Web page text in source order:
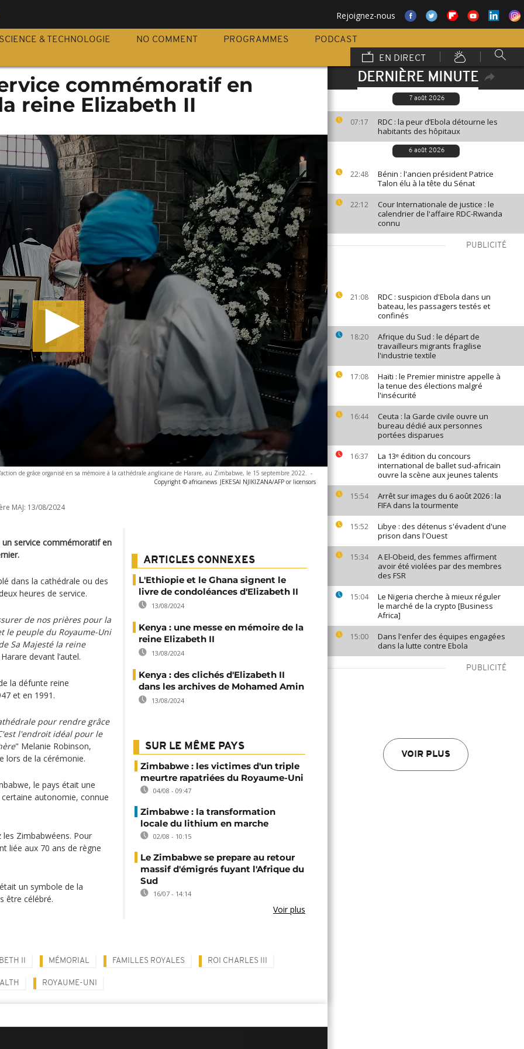
Rejoignez-nous
SCIENCE & TECHNOLOGIE NO COMMENT PROGRAMMES
PODCAST
EN DIRECT
DERNIÈRE MINUTE
7 août 2026
07:17
RDC : la peur d’Ebola détourne les
habitants des hôpitaux
6 août 2026
22:48
Bénin : l'ancien président Patrice
Talon élu à la tête du Sénat
22:12
Cour Internationale de justice : le
calendrier de l'affaire RDC-Rwanda
connu
PUBLICITÉ
21:08
RDC : suspicion d'Ebola dans un
bateau, les passagers testés et
confinés
18:20
Afrique du Sud : le départ de
travailleurs migrants fragilise
l'industrie textile
17:08
Haïti : le Premier ministre appelle à
la tenue des élections malgré
l'insécurité
16:44
Ceuta : la Garde civile ouvre un
bureau dédié aux personnes
portées disparues
16:37
La 13ᵉ édition du concours
international de ballet sud-africain
ouvre la scène aux jeunes talents
15:54
Arrêt sur images du 6 août 2026 : la
FIFA dans la tourmente
15:52
Libye : des détenus s'évadent d'une
prison dans l'Ouest
15:34
A El-Obeid, des femmes affirment
avoir été violées par des membres
des FSR
15:04
Le Nigeria cherche à mieux réguler
le marché de la crypto [Business
Africa]
15:00
Dans l'enfer des équipes engagées
dans la lutte contre Ebola
PUBLICITÉ
VOIR PLUS
commémoratif en
reine Elizabeth II
de grâce organisé en sa mémoire à la cathédrale anglicane de Harare, au Zimbabwe, le 15 septembre 2022. -
Copyright © africanews JEKESAI NJIKIZANA/AFP or licensors
MAJ: 13/08/2024
un service commémoratif en
dans la cathédrale ou des
heures de service.
de nos prières pour la
le peuple du Royaume-Uni
Sa Majesté la reine
devant l’autel.
la défunte reine
et en 1991.
pour rendre grâce
l'endroit idéal pour le
" Melanie Robinson,
lors de la cérémonie.
le pays était une
autonomie, connue
Zimbabwéens. Pour
liée aux 70 ans de règne
un symbole de la
être célébré.
ARTICLES CONNEXES
L'Ethiopie et le Ghana signent le
livre de condoléances d'Elizabeth II
13/08/2024
Kenya : une messe en mémoire de la
reine Elizabeth II
13/08/2024
Kenya : des clichés d'Elizabeth II
dans les archives de Mohamed Amin
13/08/2024
SUR LE MÊME PAYS
Zimbabwe : les victimes d'un triple
meurtre rapatriées du Royaume-Uni
04/08 - 09:47
Zimbabwe : la transformation
locale du lithium en marche
02/08 - 10:15
Le Zimbabwe se prepare au retour
massif d'émigrés fuyant l'Afrique du
Sud
16/07 - 14:14
Voir plus
II MÉMORIAL FAMILLES ROYALES ROI CHARLES III
ROYAUME-UNI